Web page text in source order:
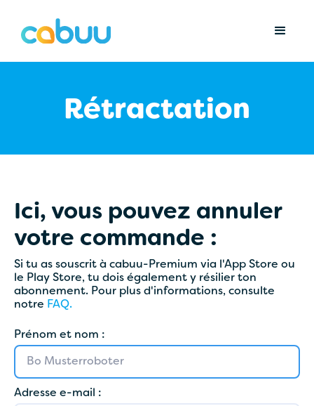
Rétractation
Ici, vous pouvez annuler
votre commande :
Si tu as souscrit à cabuu-Premium via l'App Store ou
le Play Store, tu dois également y résilier ton
abonnement. Pour plus d'informations, consulte
notre FAQ.
Prénom et nom :
Adresse e-mail :